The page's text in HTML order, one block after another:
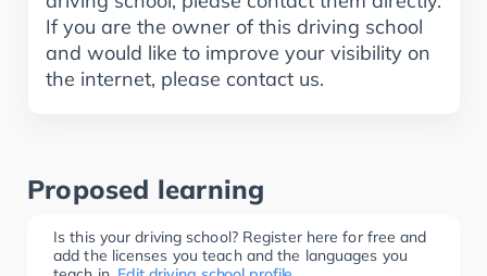
If you are the owner of this driving school
and would like to improve your visibility on
the internet, please contact us.
Proposed learning
Is this your driving school? Register here for free and
add the licenses you teach and the languages you